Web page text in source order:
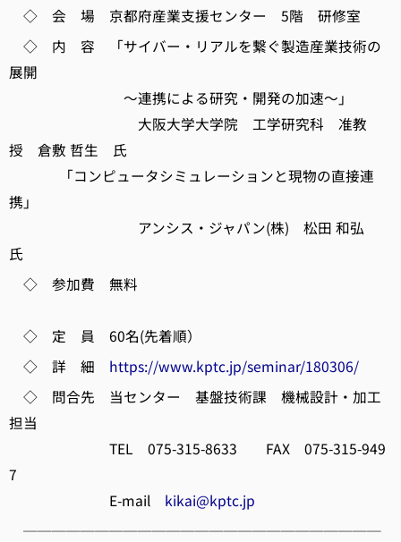
◇ 会 場 京都府産業支援センター 5階 研修室
◇ 内 容 「サイバー・リアルを繋ぐ製造産業技術の
展開
～連携による研究・開発の加速～」
大阪大学大学院 工学研究科 准教
授 倉敷 哲生 氏
「コンピュータシミュレーションと現物の直接連
携」
アンシス・ジャパン(株) 松田 和弘
氏
◇ 参加費 無料
◇ 定 員 60名(先着順）
◇ 詳 細 https://www.kptc.jp/seminar/180306/
◇ 問合先 当センター 基盤技術課 機械設計・加工
担当
TEL 075-315-8633 FAX 075-315-949
7
E-mail kikai@kptc.jp
─────────────────────────